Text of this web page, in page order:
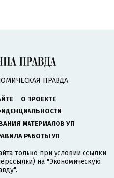
ПРАВДА
О ПРОЕКТЕ
МАТЕРИАЛОВ УП
РАБОТЫ УП
только при условии ссылки
на "Экономическую